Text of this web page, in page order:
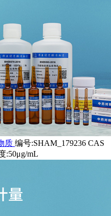
质 编号:SHAM_179236 CAS
:50μg/mL